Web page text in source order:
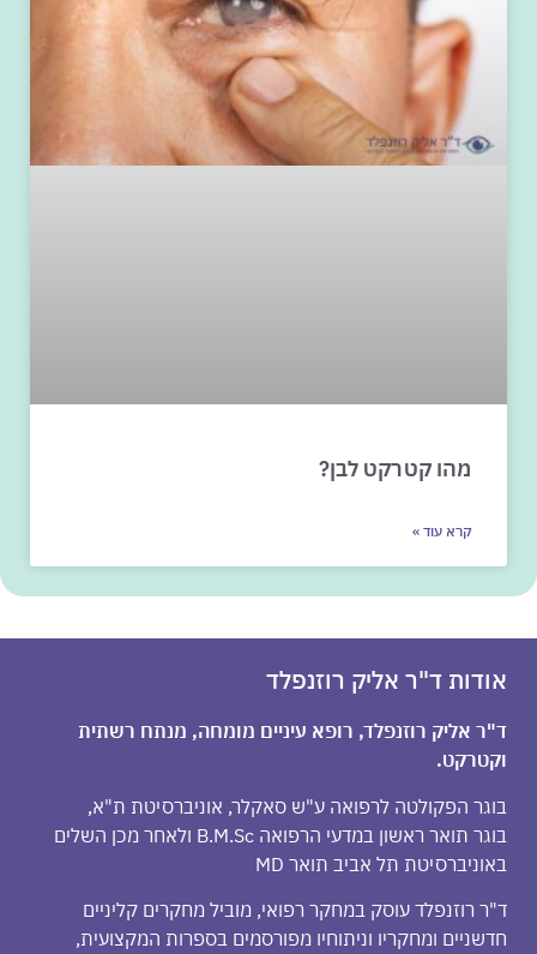
מהו קטרקט לבן?
קרא עוד »
אודות ד"ר אליק רוזנפלד
ד"ר אליק רוזנפלד, רופא עיניים מומחה, מנתח רשתית
וקטרקט.
בוגר הפקולטה לרפואה ע"ש סאקלר, אוניברסיטת ת"א,
בוגר תואר ראשון במדעי הרפואה B.M.Sc ולאחר מכן השלים
באוניברסיטת תל אביב תואר MD
ד"ר רוזנפלד עוסק במחקר רפואי, מוביל מחקרים קליניים
חדשניים ומחקריו וניתוחיו מפורסמים בספרות המקצועית,